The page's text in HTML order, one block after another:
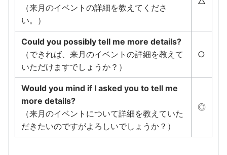
（来月のイベントの詳細を教えてくださ
い。）
Could you possibly tell me more details?
（できれば、来月のイベントの詳細を教えて
いただけますでしょうか？）
○
Would you mind if I asked you to tell me
more details?
（来月のイベントについて詳細を教えていた
だきたいのですがよろしいでしょうか？）
◎